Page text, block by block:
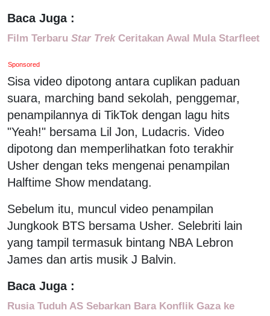
Baca Juga :
Film Terbaru Star TrekCeritakan Awal Mula Starfleet
Sponsored
Sisa video dipotong antara cuplikan paduan
suara, marching band sekolah, penggemar,
penampilannya di TikTok dengan lagu hits
"Yeah!" bersama Lil Jon, Ludacris. Video
dipotong dan memperlihatkan foto terakhir
Usher dengan teks mengenai penampilan
Halftime Show mendatang.
Sebelum itu, muncul video penampilan
Jungkook BTS bersama Usher. Selebriti lain
yang tampil termasuk bintang NBA Lebron
James dan artis musik J Balvin.
Baca Juga :
Rusia Tuduh AS Sebarkan Bara Konflik Gaza ke